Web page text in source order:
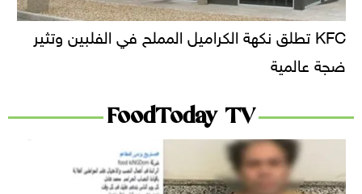
KFC تطلق نكهة الكراميل المملح في الفلبين وتثير
ضجة عالمية
FoodToday TV